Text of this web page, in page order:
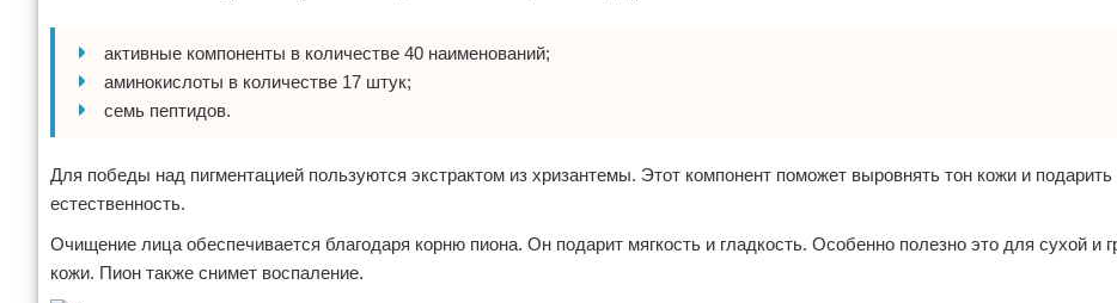
активные компоненты в количестве 40 наименований;
аминокислоты в количестве 17 штук;
семь пептидов.
Для победы над пигментацией пользуются экстрактом из хризантемы. Этот компонент поможет выровнять тон кожи и подарить
естественность.
Очищение лица обеспечивается благодаря корню пиона. Он подарит мягкость и гладкость. Особенно полезно это для сухой и
кожи. Пион также снимет воспаление.